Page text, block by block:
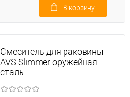
В корзину
Смеситель для раковины
AVS Slimmer оружейная
сталь